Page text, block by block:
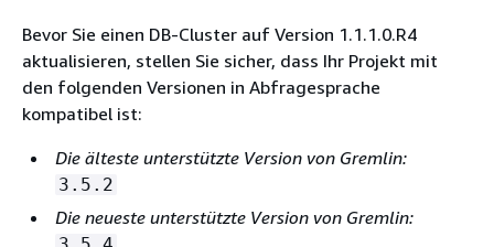
Bevor Sie einen DB-Cluster auf Version 1.1.1.0.R4
aktualisieren, stellen Sie sicher, dass Ihr Projekt mit
den folgenden Versionen in Abfragesprache
kompatibel ist:
Die älteste unterstützte Version von Gremlin:
3.5.2
Die neueste unterstützte Version von Gremlin: